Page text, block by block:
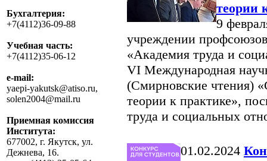
Бухгалтерия:
+7(4112)36-09-88
Учебная часть:
+7(4112)35-06-12
e-mail:
yaepi-yakutsk@atiso.ru,
solen2004@mail.ru
Приемная комиссия
Института:
677002, г. Якутск, ул.
Дежнева, 16.
теории
9
учреждении
«Академия труда и
VI Международная
(Смирновские чтения)
теории к практике»,
труда и социальных
01.02.2024